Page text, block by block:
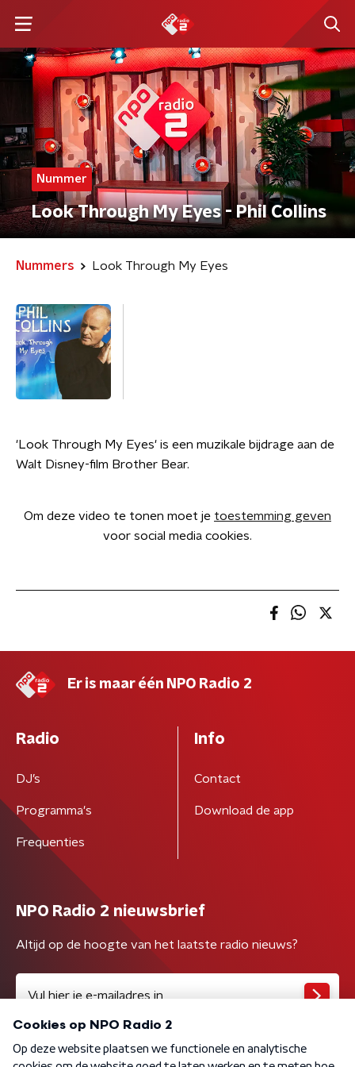
Nummer
Look Through My Eyes - Phil Collins
Nummers Look Through My Eyes
'Look Through My Eyes' is een muzikale bijdrage aan de
Walt Disney-film Brother Bear.
Om deze video te tonen moet je toestemming geven
voor social media cookies.
Er is maar één NPO Radio 2
Radio
DJ’s
Programma's
Frequenties
Info
Contact
Download de app
NPO Radio 2 nieuwsbrief
Altijd op de hoogte van het laatste radio nieuws?